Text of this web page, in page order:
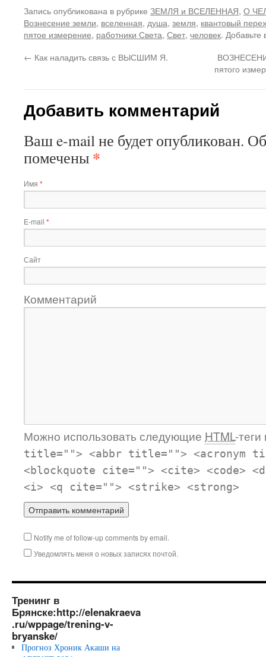
Запись опубликована в рубрике ЗЕМЛЯ и ВСЕЛЕННАЯ, О
Вознесение земли, вселенная, душа, земля, квантовый
пятое измерение, работники Света, Свет, человек. Добавьте
← Как наладить связь с ВЫСШИМ Я.
пятого
Добавить комментарий
Ваш e-mail не будет опубликован.
помечены *
Имя *
E-mail *
Сайт
Комментарий
Можно использовать следующие HTML-
title=""> <abbr title=""> <acronym
<blockquote cite=""> <cite> <code>
<i> <q cite=""> <strike> <strong>
Notify me of follow-up comments by email.
Уведомлять меня о новых записях почтой.
Тренинг в
Брянске:http://elenakraeva
.ru/wppage/trening-v-
bryanske/
Прогноз Хроник Акаши на